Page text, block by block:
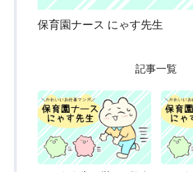
保育園ナース にゃす先生
記事一覧